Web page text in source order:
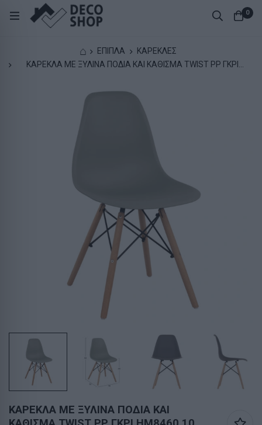
0
⌂ ΕΠΙΠΛΑ
ΚΑΡΕΚΛΕΣ
ΚΑΡΕΚΛΑ ΜΕ ΞΥΛΙΝΑ ΠΟΔΙΑ ΚΑΙ ΚΑΘΙΣΜΑ TWIST PP ΓΚΡΙ
ΚΑΡΕΚΛΑ ΜΕ ΞΥΛΙΝΑ ΠΟΔΙΑ ΚΑΙ